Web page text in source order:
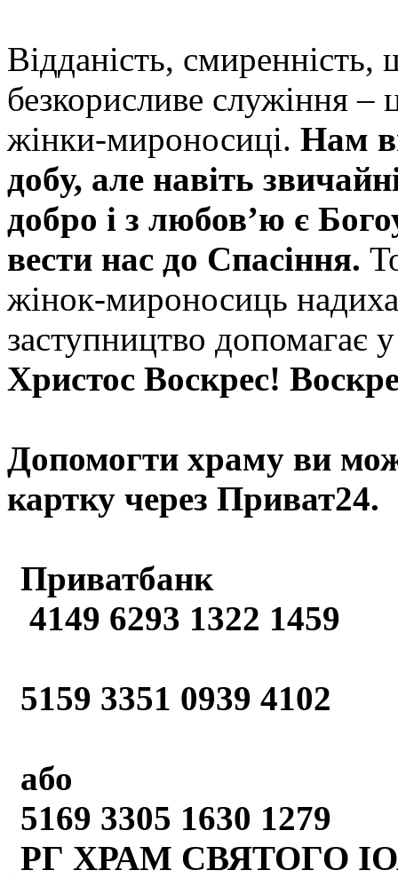
Відданість, смиренність,
безкорисливе служіння –
жінки-мироносиці. Нам
добу, але навіть
добро і з любов’ю є
вести нас до Спасіння.
жінок-мироносиць
заступництво допомагає
Христос Воскрес!
Допомогти храму ви
картку через Приват24.
Приватбанк
4149 6293 1322 1459
5159 3351 0939 4102
або
5169 3305 1630 1279
РГ ХРАМ СВЯТОГО